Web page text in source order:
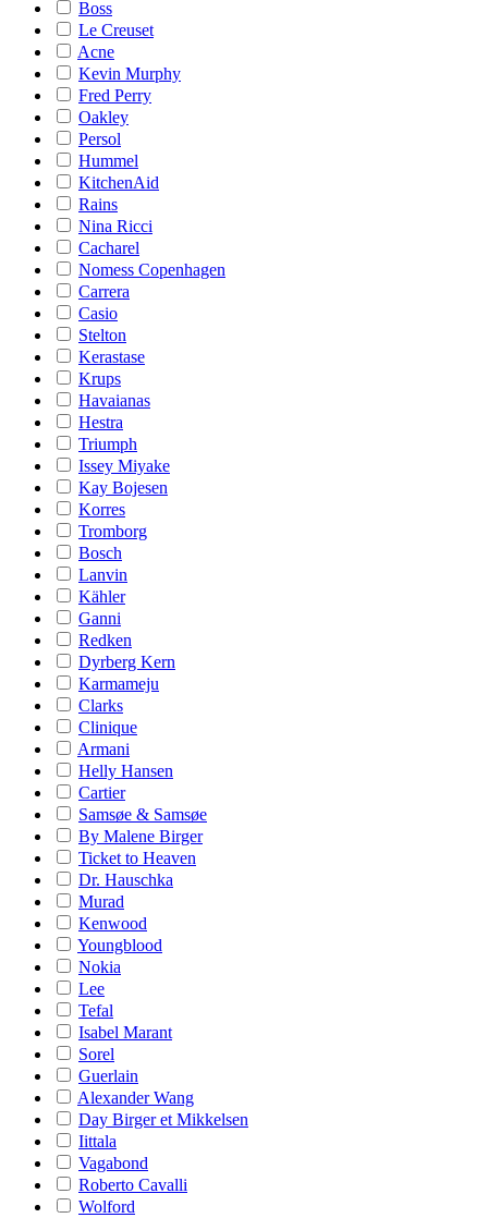
Boss
Le Creuset
Acne
Kevin Murphy
Fred Perry
Oakley
Persol
Hummel
KitchenAid
Rains
Nina Ricci
Cacharel
Nomess Copenhagen
Carrera
Casio
Stelton
Kerastase
Krups
Havaianas
Hestra
Triumph
Issey Miyake
Kay Bojesen
Korres
Tromborg
Bosch
Lanvin
Kähler
Ganni
Redken
Dyrberg Kern
Karmameju
Clarks
Clinique
Armani
Helly Hansen
Cartier
Samsøe & Samsøe
By Malene Birger
Ticket to Heaven
Dr. Hauschka
Murad
Kenwood
Youngblood
Nokia
Lee
Tefal
Isabel Marant
Sorel
Guerlain
Alexander Wang
Day Birger et Mikkelsen
Iittala
Vagabond
Roberto Cavalli
Wolford